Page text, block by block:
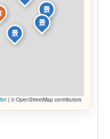
景
景
景
| © OpenStreetMap contributors